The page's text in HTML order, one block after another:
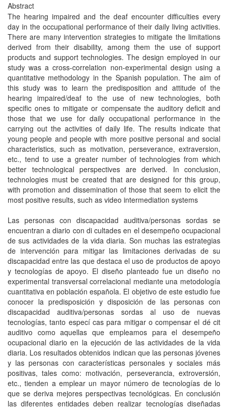
Abstract
The hearing impaired and the deaf encounter difficulties every
day in the occupational performance of their daily living activities.
There are many intervention strategies to mitigate the limitations
derived from their disability, among them the use of support
products and support technologies. The design employed in our
study was a cross-correlation non-experimental design using a
quantitative methodology in the Spanish population. The aim of
this study was to learn the predisposition and attitude of the
hearing impaired/deaf to the use of new technologies, both
specific ones to mitigate or compensate the auditory deficit and
those that we use for daily occupational performance in the
carrying out the activities of daily life. The results indicate that
young people and people with more positive personal and social
characteristics, such as motivation, perseverance, extraversion,
etc., tend to use a greater number of technologies from which
better technological perspectives are derived. In conclusion,
technologies must be created that are designed for this group,
with promotion and dissemination of those that seem to elicit the
most positive results, such as video intermediation systems
Las personas con discapacidad auditiva/personas sordas se
encuentran a diario con di cultades en el desempeño ocupacional
de sus actividades de la vida diaria. Son muchas las estrategias
de intervención para mitigar las limitaciones derivadas de su
discapacidad entre las que destaca el uso de productos de apoyo
y tecnologías de apoyo. El diseño planteado fue un diseño no
experimental transversal correlacional mediante una metodología
cuantitativa en población española. El objetivo de este estudio fue
conocer la predisposición y disposición de las personas con
discapacidad auditiva/personas sordas al uso de nuevas
tecnologías, tanto especí cas para mitigar o compensar el dé cit
auditivo como aquellas que empleamos para el desempeño
ocupacional diario en la ejecución de las actividades de la vida
diaria. Los resultados obtenidos indican que las personas jóvenes
y las personas con características personales y sociales más
positivas, tales como: motivación, perseverancia, extroversión,
etc., tienden a emplear un mayor número de tecnologías de lo
que se deriva mejores perspectivas tecnológicas. En conclusión
las diferentes entidades deben realizar tecnologías diseñadas